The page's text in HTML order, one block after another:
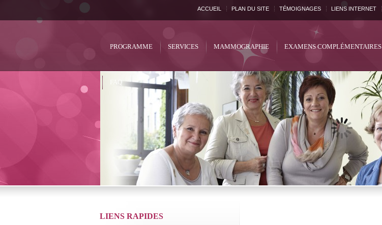
ACCUEIL PLAN DU SITE TÉMOIGNAGES LIENS INTERNET
PROGRAMME SERVICES MAMMOGRAPHIE EXAMENS COMPLÉMENTAIRES
FAQ
LIENS RAPIDES